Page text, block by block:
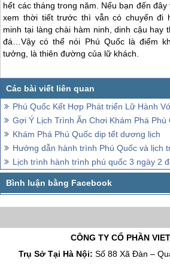
hết các tháng trong năm. Nếu bạn đến
xem thời tiết trước thì vẫn có chuyến đi
minh tại làng chài hàm ninh, dinh cậu hay
đá…Vậy có thể nói Phú Quốclà điểm
tưởng, là thiên đường của lữ khách.
Phú Quốc Kết Hợp Phát triển Lữ Hành Với Bảo Vệ
Gợi Ý Lịch Trình Ăn Chơi Khám Phá Phú Quốc Dịp
Khám Phá Phú Quốc dip tết dương lịch
Hướng dẫn hành trình Phú Quốc và lịch
Lịch trình hành trình phú quốc 3 ngày 2
CÔNG TY CỔ PHẦN
Trụ Sở Tại Hà Nội: Số 88 Xã Đàn –